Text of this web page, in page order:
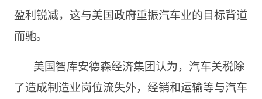
盈利锐减，这与美国政府重振汽车业的目标背道
而驰。
美国智库安德森经济集团认为，汽车关税除
了造成制造业岗位流失外，经销和运输等与汽车